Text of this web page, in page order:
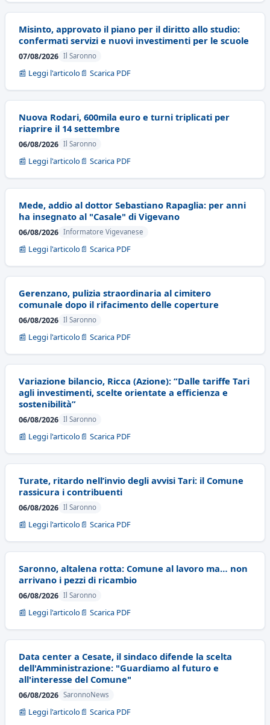
Misinto, approvato il piano per il diritto allo studio:
confermati servizi e nuovi investimenti per le scuole
07/08/2026 Il Saronno
📰 Leggi l'articolo 📄 Scarica PDF
Nuova Rodari, 600mila euro e turni triplicati per
riaprire il 14 settembre
06/08/2026 Il Saronno
📰 Leggi l'articolo 📄 Scarica PDF
Mede, addio al dottor Sebastiano Rapaglia: per anni
ha insegnato al "Casale" di Vigevano
06/08/2026 Informatore Vigevanese
📰 Leggi l'articolo 📄 Scarica PDF
Gerenzano, pulizia straordinaria al cimitero
comunale dopo il rifacimento delle coperture
06/08/2026 Il Saronno
📰 Leggi l'articolo 📄 Scarica PDF
Variazione bilancio, Ricca (Azione): “Dalle tariffe Tari
agli investimenti, scelte orientate a efficienza e
sostenibilità”
06/08/2026 Il Saronno
📰 Leggi l'articolo 📄 Scarica PDF
Turate, ritardo nell’invio degli avvisi Tari: il Comune
rassicura i contribuenti
06/08/2026 Il Saronno
📰 Leggi l'articolo 📄 Scarica PDF
Saronno, altalena rotta: Comune al lavoro ma… non
arrivano i pezzi di ricambio
06/08/2026 Il Saronno
📰 Leggi l'articolo 📄 Scarica PDF
Data center a Cesate, il sindaco difende la scelta
dell'Amministrazione: "Guardiamo al futuro e
all'interesse del Comune"
06/08/2026 SaronnoNews
📰 Leggi l'articolo 📄 Scarica PDF